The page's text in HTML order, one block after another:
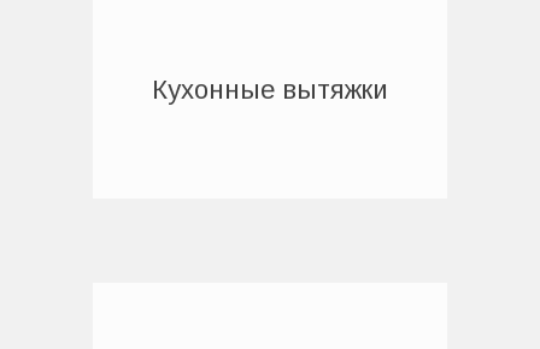
Кухонные вытяжки